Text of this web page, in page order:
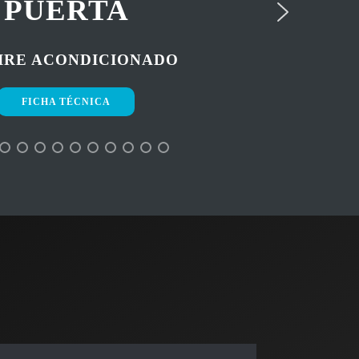
PUERTA
ACONDICIONADO
FICHA TÉCNICA